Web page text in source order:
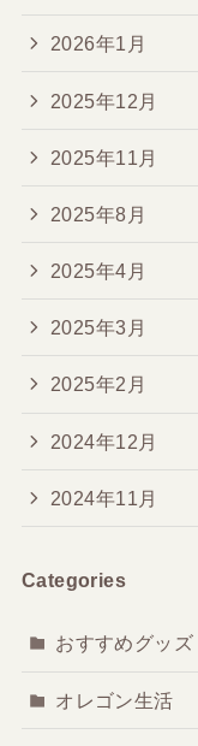
2026年1月
2025年12月
2025年11月
2025年8月
2025年4月
2025年3月
2025年2月
2024年12月
2024年11月
Categories
おすすめグッズ
オレゴン生活